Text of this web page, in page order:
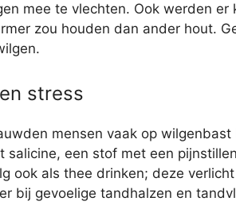
mee te vlechten. Ook werden
zou houden dan ander hout.
stress
mensen vaak op
salicine, een stof met een
ook als thee drinken; deze
bij gevoelige tandhalzen en